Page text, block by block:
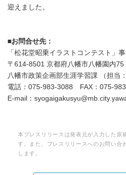
迎えました。
■お問合せ先：
「松花堂昭乗イラストコンテスト」
〒614-8501 京都府八幡市八幡園内
八幡市政策企画部生涯学習課 （担当
電話：075-983-3088 FAX：075-
E-mail：
本プレスリリースは発表元が入力した原
す。また、プレスリリースへのお問い合
します。